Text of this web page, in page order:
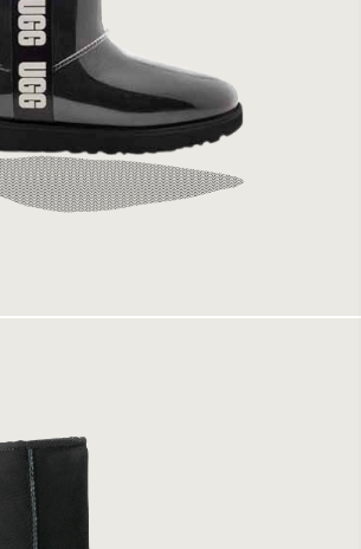
Classic Clear Mini Black